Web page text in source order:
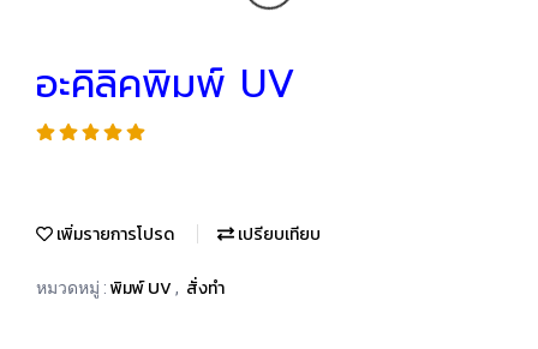
อะคิลิคพิมพ์ UV
เพิ่มรายการโปรด เปรียบเทียบ
หมวดหมู่ : พิมพ์ UV , สั่งทำ